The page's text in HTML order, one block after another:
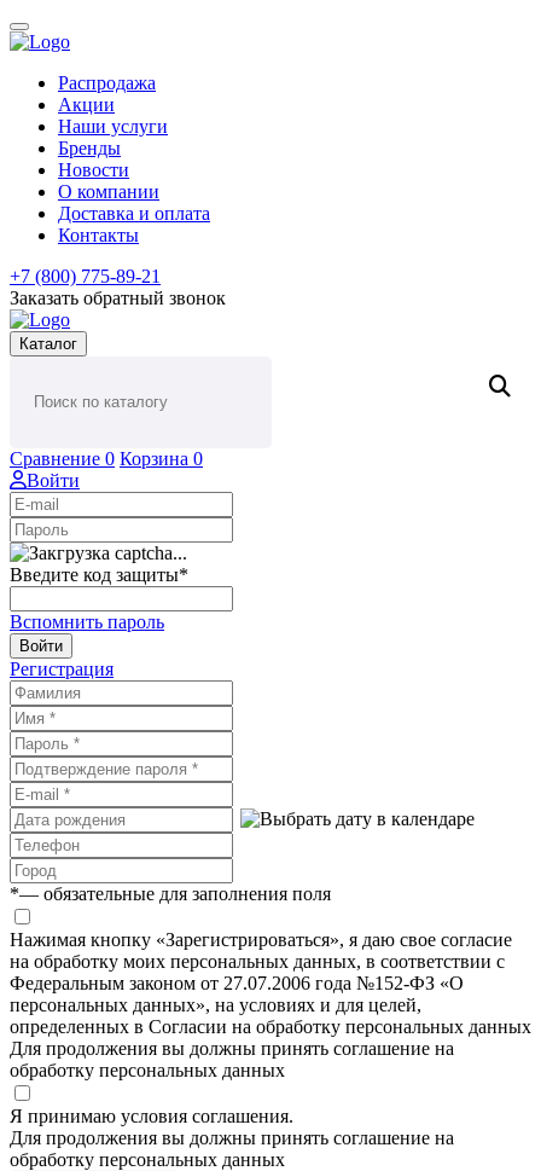
Распродажа
Акции
Наши услуги
Бренды
Новости
О компании
Доставка и оплата
Контакты
+7 (800) 775-89-21
Заказать обратный звонок
Каталог
Сравнение 0 Корзина 0
Войти
Введите код защиты*
Вспомнить пароль
Войти
Регистрация
*— обязательные для заполнения поля
Нажимая кнопку «Зарегистрироваться», я даю свое согласие
на обработку моих персональных данных, в соответствии с
Федеральным законом от 27.07.2006 года №152-ФЗ «О
персональных данных», на условиях и для целей,
определенных в Согласии на обработку персональных данных
Для продолжения вы должны принять соглашение на
обработку персональных данных
Я принимаю условия соглашения.
Для продолжения вы должны принять соглашение на
обработку персональных данных